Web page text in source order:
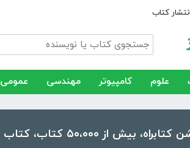
کتاب
علوم کامپیوتر مهندسی عمومی
کتاب، کتاب صوتی و رمان را در موبایل و تبلت خود داشته باشید!